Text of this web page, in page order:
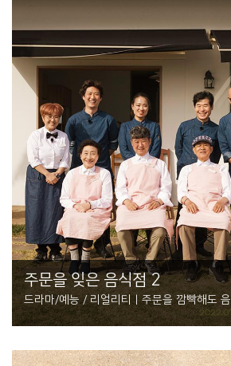
주문을 잊은 음식점 2
드라마/예능 / 리얼리티 | 주문을 깜빡해도
찮은 세상에 단 하나뿐인 음식점!